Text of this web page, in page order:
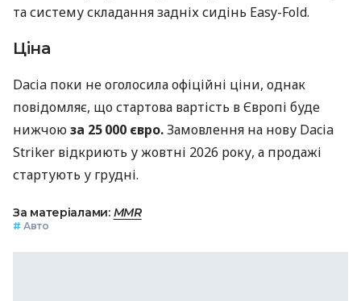
та систему складання задніх сидінь Easy-Fold.
Ціна
Dacia поки не оголосила офіційні ціни, однак
повідомляє, що стартова вартість в Європі буде
нижчоюза 25 000 євро.Замовлення на нову Dacia
Striker відкриють у жовтні 2026 року, а продажі
стартують у грудні.
За матеріалами: MMR
# Авто